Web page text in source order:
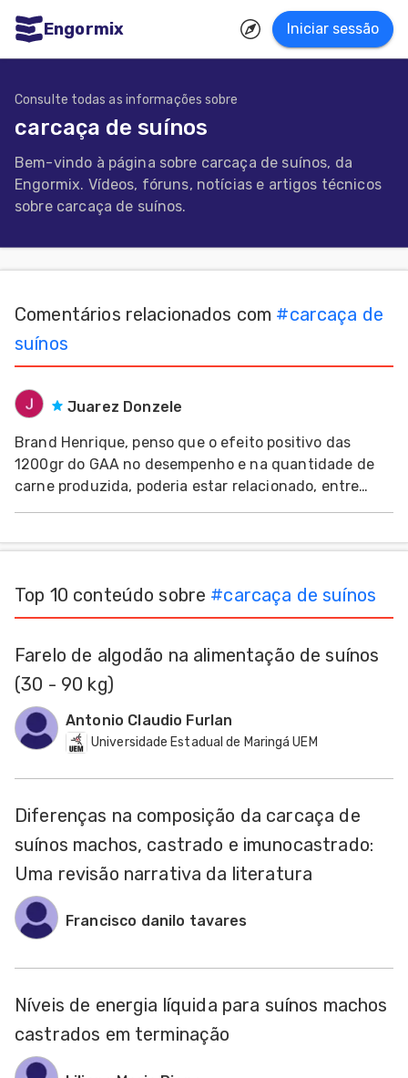
Engormix Iniciar sessão
Micotoxinas
Avicultura
Suinocultura
de
Pecuária
de
leite
Consulte todas as informações sobre
carcaça de suínos
Bem-vindo à página sobre carcaça de suínos, da
Engormix. Vídeos, fóruns, notícias e artigos técnicos
sobre carcaça de suínos.
Comentários relacionados com #carcaça de
suínos
Juarez Donzele
Brand Henrique, penso que o efeito positivo das
1200gr do GAA no desempenho e na quantidade de
carne produzida, poderia estar relacionado, entre
outros, ao seu possível efeito poupador dos
metionina, a arginina e a glicina, entre outros.
Top 10 conteúdo sobre #carcaça de suínos
Farelo de algodão na alimentação de suínos
(30 - 90 kg)
Antonio Claudio Furlan
Universidade Estadual de Maringá UEM
Diferenças na composição da carcaça de
suínos machos, castrado e imunocastrado:
Uma revisão narrativa da literatura
Francisco danilo tavares
Níveis de energia líquida para suínos machos
castrados em terminação